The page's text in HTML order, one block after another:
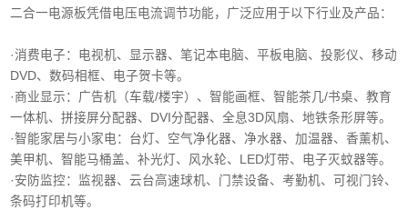
二合一电源板凭借电压电流调节功能，广泛应用于以下行业及产品：
·消费电子‌：电视机、显示器、笔记本电脑、平板电脑、投影仪、移动
DVD、数码相框、电子贺卡等。
·商业显示‌：广告机（车载/楼宇）、智能画框、智能茶几/书桌、教育
一体机、拼接屏分配器、DVI分配器、全息3D风扇、地铁条形屏等。
·智能家居与小家电‌：台灯、空气净化器、净水器、加温器、香薰机、
美甲机、智能马桶盖、补光灯、风水轮、LED灯带、电子灭蚊器等。
‌·安防监控‌：监视器、云台高速球机、门禁设备、考勤机、可视门铃、
条码打印机等。